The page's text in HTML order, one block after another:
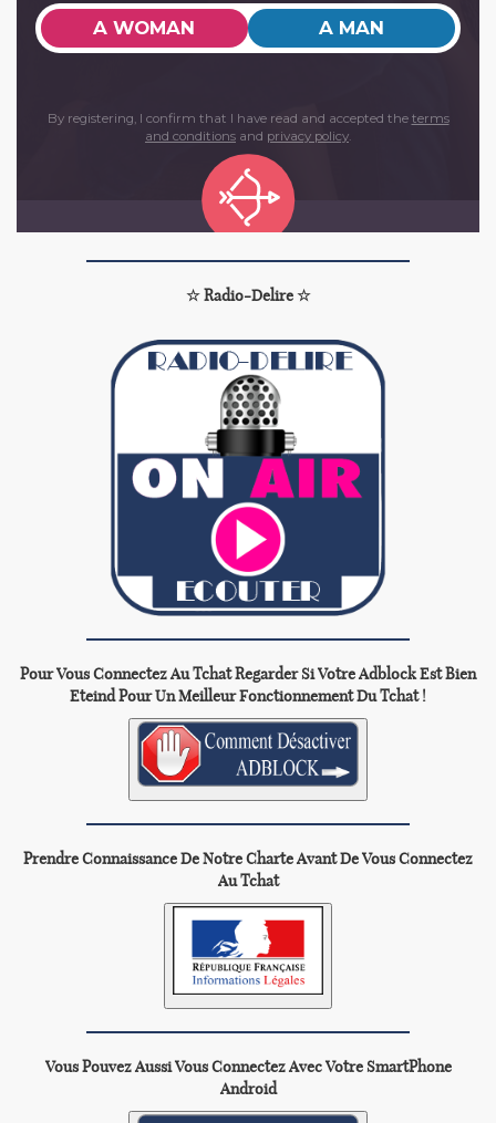
☆ Radio-Delire ☆
Pour Vous Connectez Au Tchat Regarder Si Votre Adblock Est Bien
Eteind Pour Un Meilleur Fonctionnement Du Tchat !
Prendre Connaissance De Notre Charte Avant De Vous Connectez
Au Tchat
Vous Pouvez Aussi Vous Connectez Avec Votre SmartPhone
Android